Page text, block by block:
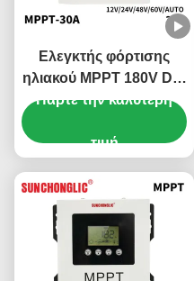
Ελεγκτής φόρτισης
ηλιακού MPPT 180V DC,
30A με αυτόματη
μέγιστης ισχύος
Πάρτε την καλύτερη
τιμή